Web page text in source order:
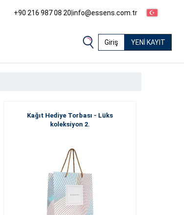
+90 216 987 08 20|info@essens.com.tr
Giriş YENİ KAYIT
Kağıt Hediye Torbası - Lüks
koleksiyon 2.